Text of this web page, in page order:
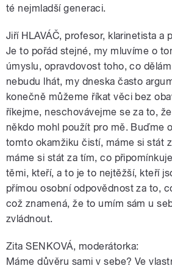
té nejmladší generaci.
Jiří HLAVÁČ, profesor, klarinetista a
Je to pořád stejné, my mluvíme o
úmyslu, opravdovost toho, co
nebudu lhát, my dneska často
konečně můžeme říkat věci bez
říkejme, neschovávejme se za to,
někdo mohl použít pro mě. Buďme
tomto okamžiku čistí, máme si stát
máme si stát za tím, co
těmi, kteří, a to je to nejtěžší, kteří
přímou osobní odpovědnost za to,
což znamená, že to umím sám u
zvládnout.
Zita SENKOVÁ, moderátorka:
Máme důvěru sami v sebe? Ve